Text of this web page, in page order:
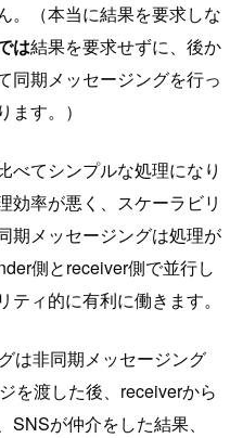
。（本当に結果を要求しな
は結果を要求せずに、後か
同期メッセージングを行っ
す。）
べてシンプルな処理になり
効率が悪く、スケーラビリ
期メッセージングは処理が
側とreceiver側で並行し
ィ的に有利に働きます。
は非同期メッセージング
を渡した後、receiverから
が仲介をした結果、